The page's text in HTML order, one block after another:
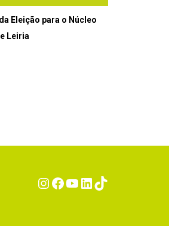
Eleição para o Núcleo
Leiria
Instagram
Facebook
YouTube
LinkedIn